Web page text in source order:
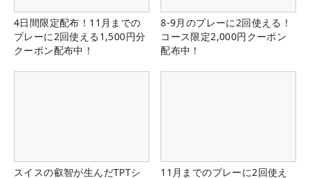
4日間限定配布！11月までの
プレーに2回使える1,500円分
クーポン配布中！
8-9月のプレーに2回使える！
コース限定2,000円クーポン
配布中！
スイスの叡智が生んだTPTシ
11月までのプレーに2回使え